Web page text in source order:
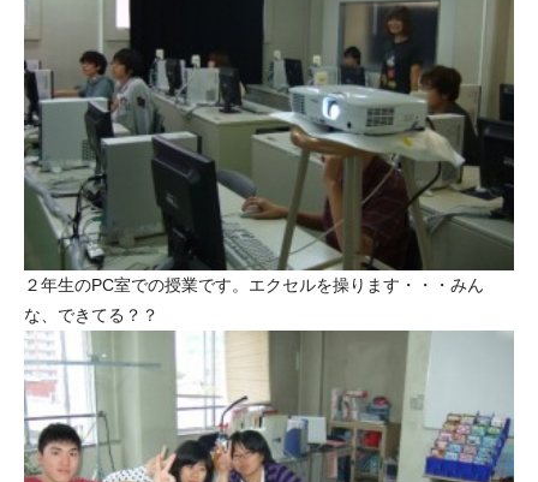
２年生のPC室での授業です。エクセルを操ります・・・みん
な、できてる？？